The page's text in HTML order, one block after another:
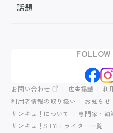
話題
FOLLOW
お問い合わせ 広告掲載 利
利用者情報の取り扱い
お知らせ
サンキュ！について
専門家・執
サンキュ！STYLEライター一覧